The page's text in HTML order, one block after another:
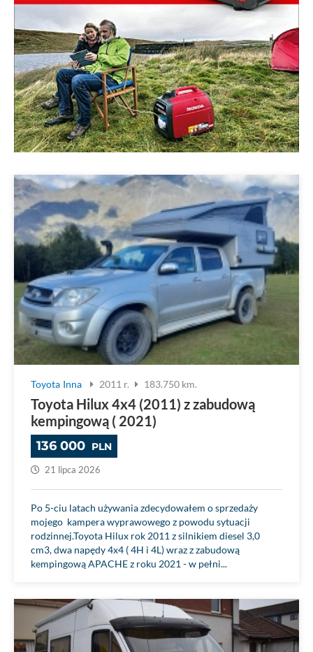
Toyota Inna 2011 r. 183.750 km.
Toyota Hilux 4x4 (2011) z zabudową
kempingową ( 2021)
136 000 PLN
21 lipca 2026
Po 5-ciu latach używania zdecydowałem o sprzedaży
mojego kampera wyprawowego z powodu sytuacji
rodzinnej.Toyota Hilux rok 2011 z silnikiem diesel 3,0
cm3, dwa napędy 4x4 ( 4H i 4L) wraz z zabudową
kempingową APACHE z roku 2021 - w pełni...